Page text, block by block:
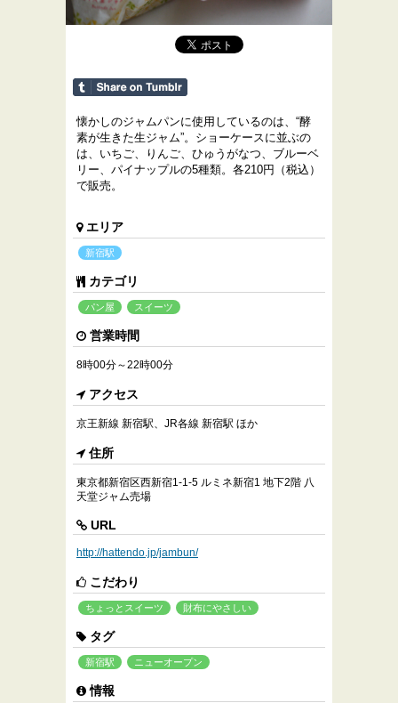
懐かしのジャムパンに使用しているのは、“酵
素が生きた生ジャム”。ショーケースに並ぶの
は、いちご、りんご、ひゅうがなつ、ブルーベ
リー、パイナップルの5種類。各210円（税込）
で販売。
エリア
新宿駅
カテゴリ
パン屋 スイーツ
営業時間
8時00分～22時00分
アクセス
京王新線 新宿駅、JR各線 新宿駅 ほか
住所
東京都新宿区西新宿1-1-5 ルミネ新宿1 地下2階 八
天堂ジャム売場
URL
http://hattendo.jp/jambun/
こだわり
ちょっとスイーツ 財布にやさしい
タグ
新宿駅 ニューオープン
情報